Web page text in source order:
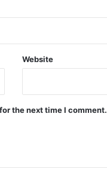
Website
the next time I comment.